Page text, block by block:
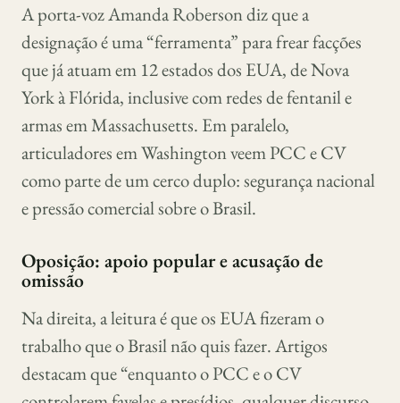
A porta-voz Amanda Roberson diz que a
designação é uma “ferramenta” para frear facções
que já atuam em 12 estados dos EUA, de Nova
York à Flórida, inclusive com redes de fentanil e
armas em Massachusetts. Em paralelo,
articuladores em Washington veem PCC e CV
como parte de um cerco duplo: segurança nacional
e pressão comercial sobre o Brasil.
Oposição: apoio popular e acusação de
omissão
Na direita, a leitura é que os EUA fizeram o
trabalho que o Brasil não quis fazer. Artigos
destacam que “enquanto o PCC e o CV